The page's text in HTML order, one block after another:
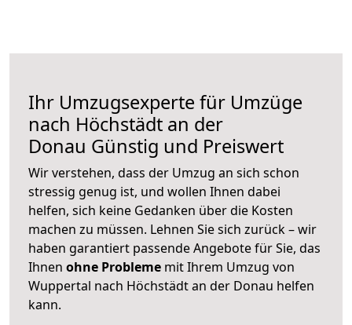
Ihr Umzugsexperte für Umzüge
nach Höchstädt an der
Donau Günstig und Preiswert
Wir verstehen, dass der Umzug an sich schon
stressig genug ist, und wollen Ihnen dabei
helfen, sich keine Gedanken über die Kosten
machen zu müssen. Lehnen Sie sich zurück – wir
haben garantiert passende Angebote für Sie, das
Ihnen ohne Probleme mit Ihrem Umzug von
Wuppertal nach Höchstädt an der Donau helfen
kann.